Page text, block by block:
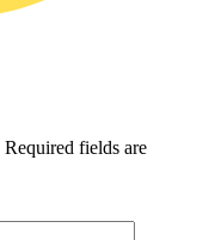
Required fields are